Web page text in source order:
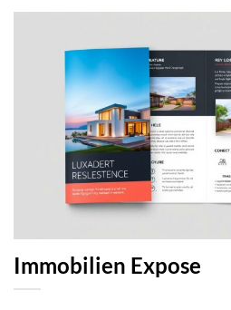
Immobilien Expose